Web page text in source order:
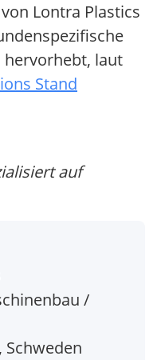
Lontra Plastics
laut
Stand
auf
/
Schweden